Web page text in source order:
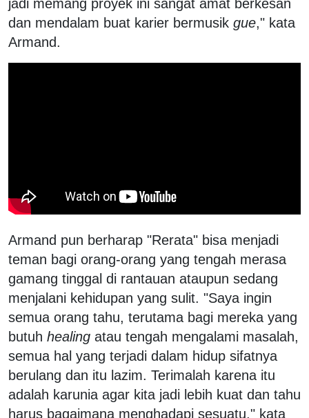
jadi memang proyek ini sangat amat berkesan
dan mendalam buat karier bermusik gue," kata
Armand.
Armand pun berharap "Rerata" bisa menjadi
teman bagi orang-orang yang tengah merasa
gamang tinggal di rantauan ataupun sedang
menjalani kehidupan yang sulit. "Saya ingin
semua orang tahu, terutama bagi mereka yang
butuh healing atau tengah mengalami masalah,
semua hal yang terjadi dalam hidup sifatnya
berulang dan itu lazim. Terimalah karena itu
adalah karunia agar kita jadi lebih kuat dan tahu
harus bagaimana menghadapi sesuatu," kata